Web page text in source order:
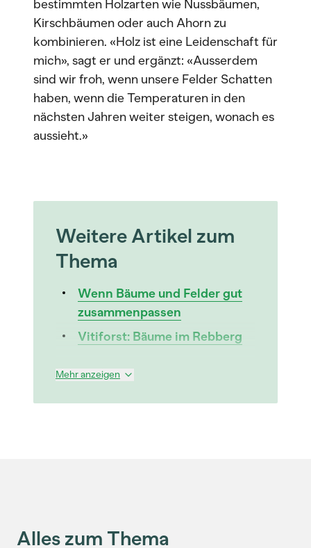
bestimmten Holzarten wie Nussbäumen,
Kirschbäumen oder auch Ahorn zu
kombinieren. «Holz ist eine Leidenschaft für
mich», sagt er und ergänzt: «Ausserdem
sind wir froh, wenn unsere Felder Schatten
haben, wenn die Temperaturen in den
nächsten Jahren weiter steigen, wonach es
aussieht.»
Weitere Artikel zum
Thema
Wenn Bäume und Felder gut
zusammenpassen
Vitiforst: Bäume im Rebberg
Mehr anzeigen
Alles zum Thema